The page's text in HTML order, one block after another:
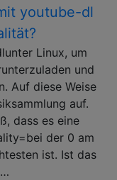
youtube-dl
Linux, um
und
Auf diese Weise
auf.
dass es eine
der 0 am
ist. Ist das